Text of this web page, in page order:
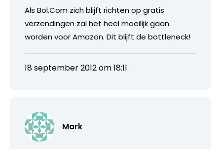
Als Bol.Com zich blijft richten op gratis
verzendingen zal het heel moeilijk gaan
worden voor Amazon. Dit blijft de bottleneck!
18 september 2012 om 18:11
Mark